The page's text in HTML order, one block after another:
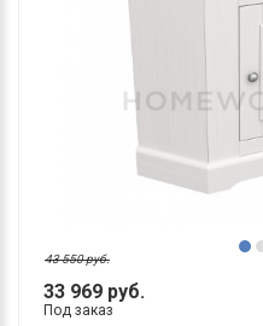
33 969 руб.
43 550 руб.
Под заказ